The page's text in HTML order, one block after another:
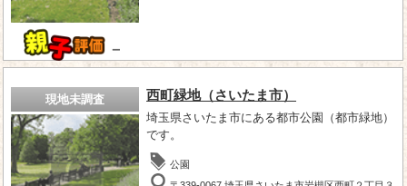
－
現地未調査 西町緑地（さいたま市）
埼玉県さいたま市にある都市公園（都市緑地）
です。
公園